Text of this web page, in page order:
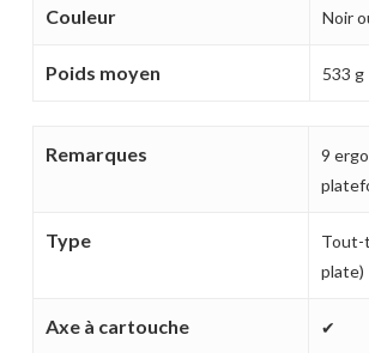
Votre panier est
MAGASINER EN LIGNE
Couleur Noir
Poids moyen 533 g
Remarques
9
Type
Tout-
plate)
Axe à cartouche ✔